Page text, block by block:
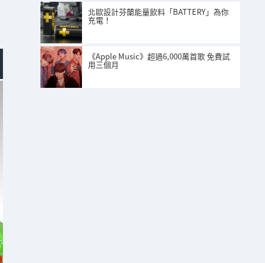
北歐設計芬蘭能量飲料「BATTERY」為你
充電！
《Apple Music》超過6,000萬首歌 免費試
用三個月